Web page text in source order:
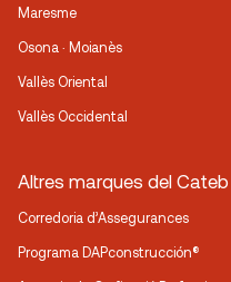
Maresme
Osona · Moianès
Vallès Oriental
Vallès Occidental
Altres marques del Cateb
Corredoria d’Assegurances
Programa DAPconstrucción®